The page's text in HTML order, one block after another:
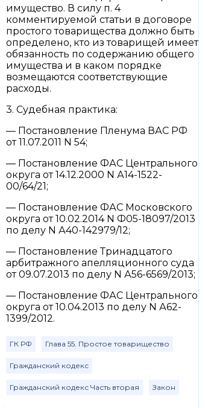
имущество. В силу п. 4
комментируемой статьи в договоре
простого товарищества должно быть
определено, кто из товарищей имеет
обязанность по содержанию общего
имущества и в каком порядке
возмещаются соответствующие
расходы.
3. Судебная практика:
— Постановление Пленума ВАС РФ
от 11.07.2011 N 54;
— Постановление ФАС Центрального
округа от 14.12.2000 N А14-1522-
00/64/21;
— Постановление ФАС Московского
округа от 10.02.2014 N Ф05-18097/2013
по делу N А40-142979/12;
— Постановление Тринадцатого
арбитражного апелляционного суда
от 09.07.2013 по делу N А56-6569/2013;
— Постановление ФАС Центрального
округа от 10.04.2013 по делу N А62-
1399/2012.
ГК РФ Глава 55. Простое товарищество
Гражданский кодекс
Гражданский кодекс Часть вторая Закон